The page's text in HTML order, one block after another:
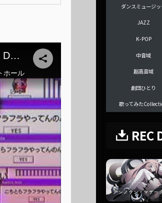
ダンスミュージッ
JAZZ
K-POP
中音域
超高音域
劇団ひとり
歌ってみた
REC